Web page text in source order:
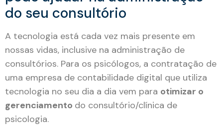
do seu consultório
A tecnologia está cada vez mais presente em
nossas vidas, inclusive na administração de
consultórios. Para os psicólogos, a contratação de
uma empresa de contabilidade digital que utiliza
tecnologia no seu dia a dia vem para otimizar o
gerenciamento do consultório/clínica de
psicologia.